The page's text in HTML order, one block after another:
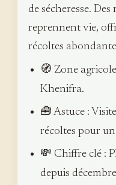
de sécheresse.
reprennent vie,
récoltes
🧭 Zone
Khenifra.
🧰 Astuce :
récoltes pour
💸 Chiffre clé :
depuis